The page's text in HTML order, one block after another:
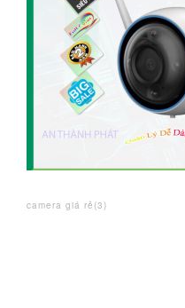
camera giá rẻ (3)